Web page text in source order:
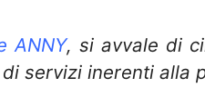
ANNY, si avvale di
di servizi inerenti alla